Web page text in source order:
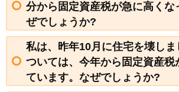
分から固定資産税が急に高くな
ぜでしょうか?
私は、昨年10月に住宅を壊し
ついては、今年から固定資産税
ています。なぜでしょうか?